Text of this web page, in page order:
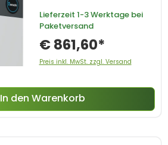
Lieferzeit 1-3 Werktage bei
Paketversand
€ 861,60*
Preis inkl. MwSt. zzgl. Versand
In den Warenkorb